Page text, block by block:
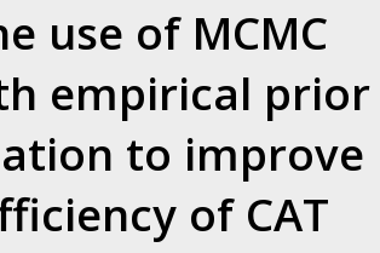
use of MCMC
empirical prior
to improve
of CAT